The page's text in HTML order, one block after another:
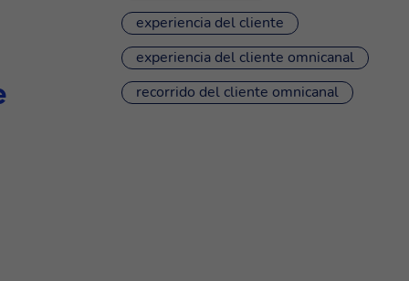
experiencia del cliente
experiencia del cliente omnicanal
recorrido del cliente omnicanal